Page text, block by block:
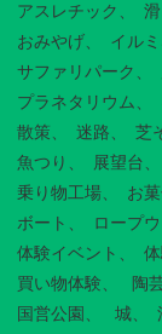
アスレチック
おみやげ
イル
サファリパーク
プラネタリウム
散策
迷路 芝
魚つり
展望台
乗り物工場
お
ボート
ロープ
体験イベント
買い物体験
陶
国営公園
城